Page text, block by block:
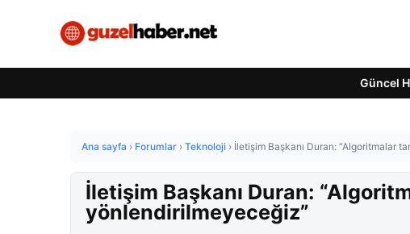
Güncel
Ana sayfa › Forumlar › Teknoloji › İletişim Başkanı Duran: “Algoritmalar
İletişim Başkanı Duran:
yönlendirilmeyeceğiz”